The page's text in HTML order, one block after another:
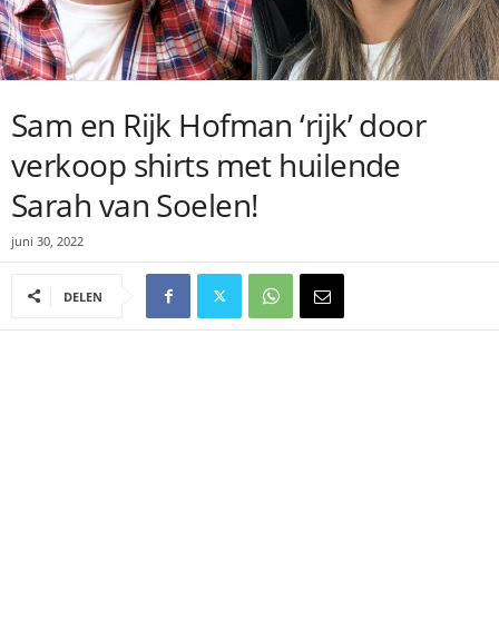
Sam en Rijk Hofman ‘rijk’ door
verkoop shirts met huilende
Sarah van Soelen!
juni 30, 2022
DELEN